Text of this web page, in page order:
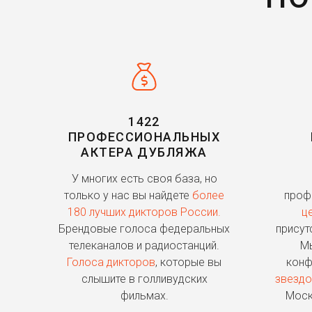
1422
ПРОФЕССИОНАЛЬНЫХ
АКТЕРА ДУБЛЯЖА
У многих есть своя база, но
только у нас вы найдете более
180 лучших дикторов России.
Брендовые голоса федеральных
телеканалов и радиостанций.
Голоса дикторов, которые вы
слышите в голливудских
фильмах.